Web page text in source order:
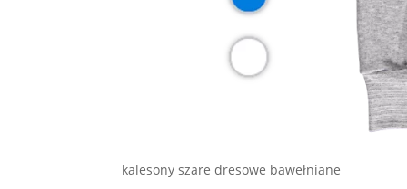
kalesony szare dresowe bawełniane